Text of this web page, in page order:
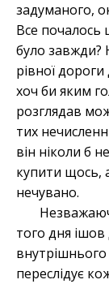
задуманого,
Все
було завжди?
рівної
хоч би яким
розглядав
тих
він ніколи б
купити щось,
нечувано.
того дня
переслідує